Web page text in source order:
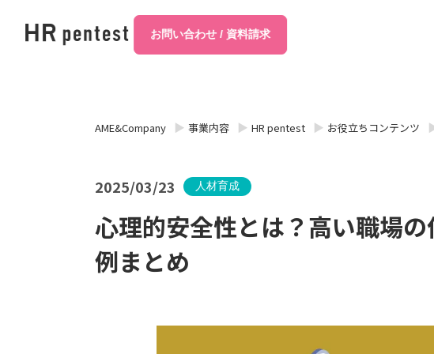
お問い合わせ / 資料請求
AME&Company 事業内容 HR pentest お役立ちコンテンツ
2025/03/23 人材育成
心理的安全性とは？高い職場
例まとめ